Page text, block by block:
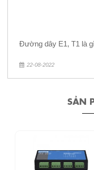
Đường dây E1, T1 là
22-08-2022
SẢN